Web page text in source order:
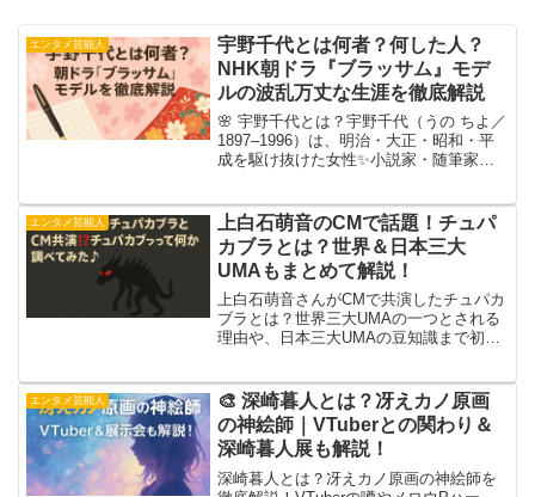
エンタメ芸能人
宇野千代とは何者？何した人？
NHK朝ドラ『ブラッサム』モデ
ルの波乱万丈な生涯を徹底解説
🌸 宇野千代とは？宇野千代（うの ちよ／
1897–1996）は、明治・大正・昭和・平
成を駆け抜けた女性✨小説家・随筆家と
化人”です。恋も仕事も全力で駆け抜ける
姿は、ま...
エンタメ芸能人
上白石萌音のCMで話題！チュパ
カブラとは？世界＆日本三大
UMAもまとめて解説！
上白石萌音さんがCMで共演したチュパカ
ブラとは？世界三大UMAの一つとされる
理由や、日本三大UMAの豆知識まで初心
エンタメ芸能人
🎨 深崎暮人とは？冴えカノ原画
の神絵師｜VTuberとの関わり＆
深崎暮人展も解説！
深崎暮人とは？冴えカノ原画の神絵師を